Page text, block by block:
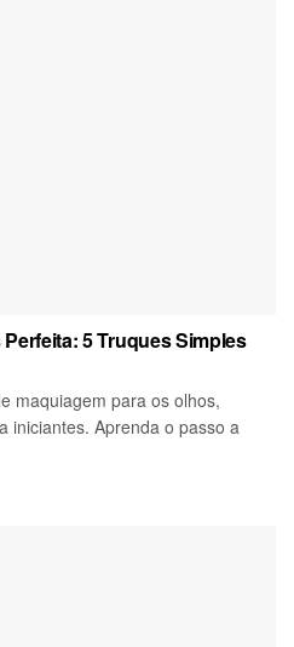
5 Truques Simples
maquiagem para os olhos,
iniciantes. Aprenda o passo a